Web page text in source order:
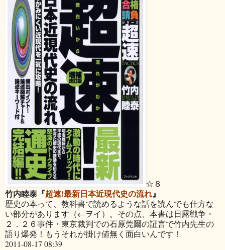
☆８
竹内睦泰『超速!最新日本近現代史の流れ』
歴史の本って、教科書で読めるような話を読んでも仕方な
い部分があります（←ヲイ）。その点、本書は日露戦争・
２．２６事件・東京裁判での石原莞爾の証言で竹内先生の
語り爆発！もうそれが掛け値無く面白いんです！
2011-08-17 08:39